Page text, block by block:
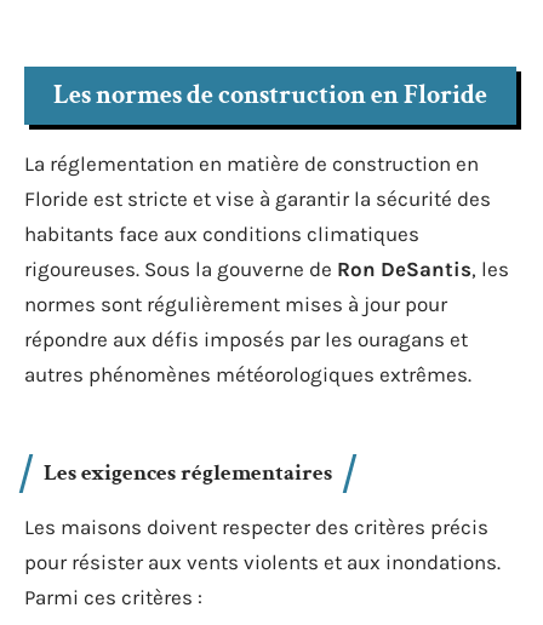
Les normes de construction en Floride
La réglementation en matière de construction en
Floride est stricte et vise à garantir la sécurité des
habitants face aux conditions climatiques
rigoureuses. Sous la gouverne de Ron DeSantis, les
normes sont régulièrement mises à jour pour
répondre aux défis imposés par les ouragans et
autres phénomènes météorologiques extrêmes.
Les exigences réglementaires
Les maisons doivent respecter des critères précis
pour résister aux vents violents et aux inondations.
Parmi ces critères :